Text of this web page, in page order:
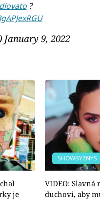
?
January 9, 2022
je
SHOWBYZNYS
VIDEO:
duchovi, aby